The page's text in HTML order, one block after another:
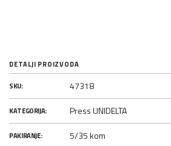
DETALJI PROIZVODA
SKU: 47318
KATEGORIJA: Press UNIDELTA
PAKIRANJE: 5/35 kom